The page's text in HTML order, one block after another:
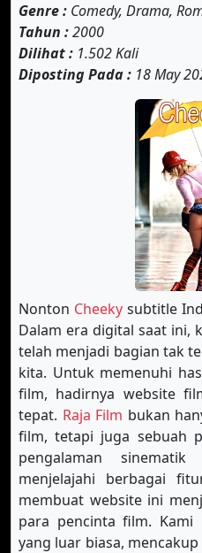
Genre : Comedy, Drama,
Tahun :2000
Dilihat : 1.502 Kali
Diposting Pada : 18 May
Nonton Cheeky subtitle
Dalam era digital saat ini,
telah menjadi bagian tak
kita. Untuk memenuhi
film, hadirnya website
tepat. Raja Film bukan
film, tetapi juga sebuah
pengalaman
menjelajahi berbagai
membuat website ini
para pencinta film. Kami
yang luar biasa,